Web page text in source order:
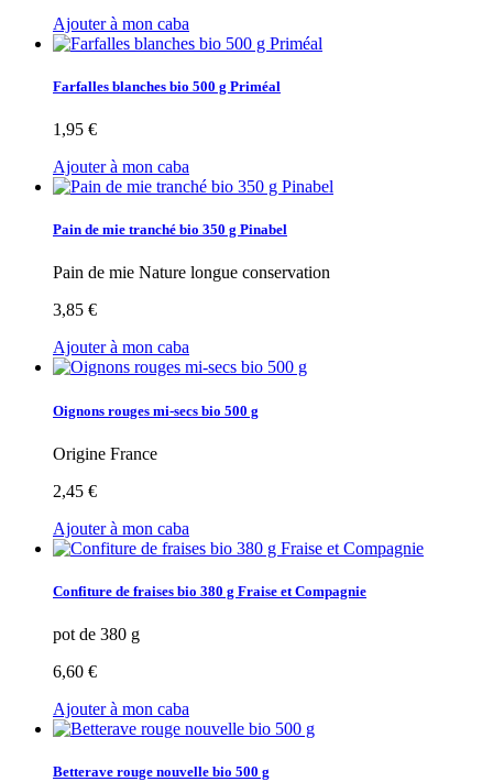
Ajouter à mon caba
Farfalles blanches bio 500 g Priméal
1,95 €
Ajouter à mon caba
Pain de mie tranché bio 350 g Pinabel
Pain de mie Nature longue conservation
3,85 €
Ajouter à mon caba
Oignons rouges mi-secs bio 500 g
Origine France
2,45 €
Ajouter à mon caba
Confiture de fraises bio 380 g Fraise et Compagnie
pot de 380 g
6,60 €
Ajouter à mon caba
Betterave rouge nouvelle bio 500 g